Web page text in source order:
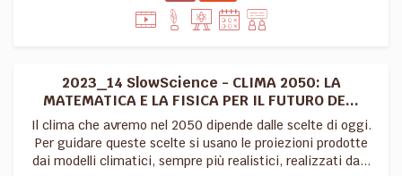
2023_14 SlowScience - CLIMA 2050: LA
MATEMATICA E LA FISICA PER IL FUTURO DE...
Il clima che avremo nel 2050 dipende dalle scelte di oggi.
Per guidare queste scelte si usano le proiezioni prodotte
dai modelli climatici, sempre più realistici, realizzati da...